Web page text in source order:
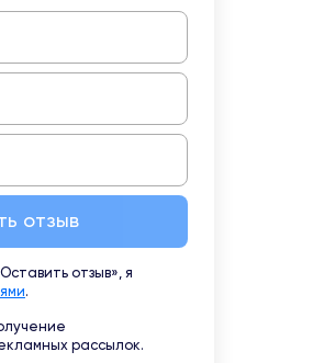
отзыв
отзыв», я
.
рассылок.